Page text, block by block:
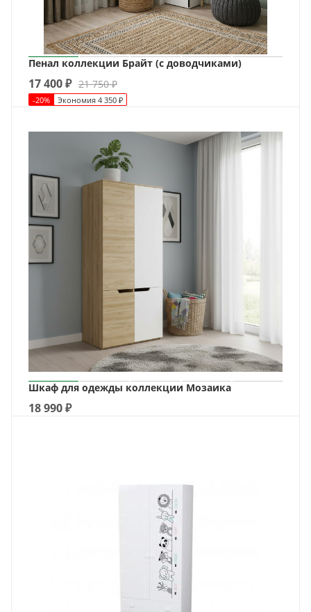
Пенал коллекции Брайт (с доводчиками)
17 400₽ 21 750₽
-20% Экономия 4 350 ₽
Шкаф для одежды коллекции Мозаика
18 990₽